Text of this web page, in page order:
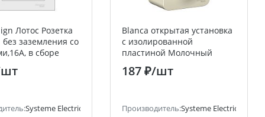
Лотос Розетка
заземления со
в сборе
Systeme Electric (ранее Schneider Electric)
Blanca открытая установка
с изолированной
пластиной Молочный
Розетка двойная с
заземлением со шторками
187 ₽/шт
Производитель:Systeme Electric